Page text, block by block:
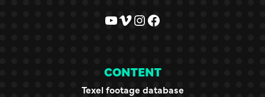
YouTube
Vimeo
Instagram
Facebook
CONTENT
Texel footage database